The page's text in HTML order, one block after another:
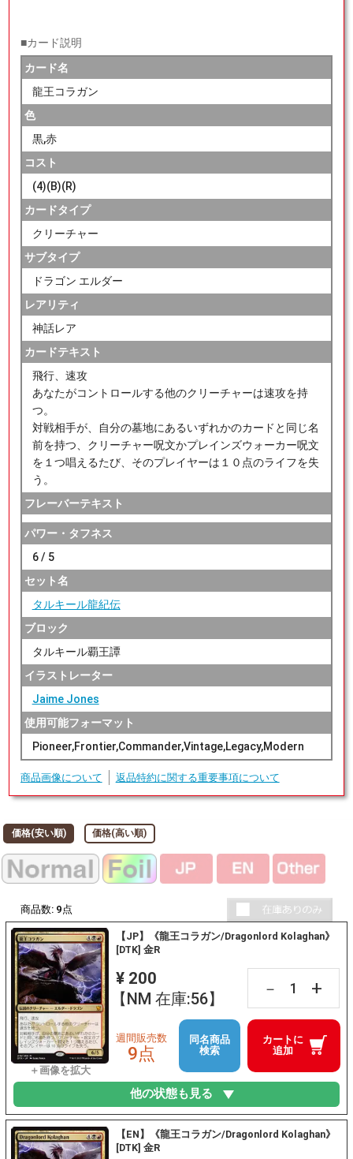
■カード説明
カード名
龍王コラガン
色
黒,赤
コスト
(4)(B)(R)
カードタイプ
クリーチャー
サブタイプ
ドラゴン エルダー
レアリティ
神話レア
カードテキスト
飛行、速攻
あなたがコントロールする他のクリーチャーは速攻を持
つ。
対戦相手が、自分の墓地にあるいずれかのカードと同じ名
前を持つ、クリーチャー呪文かプレインズウォーカー呪文
を１つ唱えるたび、そのプレイヤーは１０点のライフを失
う。
フレーバーテキスト
パワー・タフネス
6 / 5
セット名
タルキール龍紀伝
ブロック
タルキール覇王譚
イラストレーター
Jaime Jones
使用可能フォーマット
Pioneer,Frontier,Commander,Vintage,Legacy,Modern
商品画像について 返品特約に関する重要事項について
価格(安い順) 価格(高い順)
商品数: 9 点
【JP】《龍王コラガン/Dragonlord Kolaghan》
[DTK] 金R
¥ 200
【NM 在庫:56】
－ +
カートに
追加
週間販売数
9点
同名商品
検索
他の状態も見る
【EN】《龍王コラガン/Dragonlord Kolaghan》
[DTK] 金R